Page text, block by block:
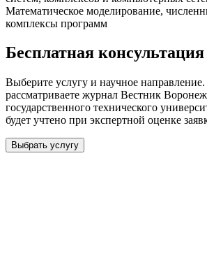
Математическое моделирование,
комплексы программ
Бесплатная консультация
Выберите услугу и научное
рассматриваете журнал Вестник
государственного теxнического
будет учтено при экспертной оценке
Выбрать услугу